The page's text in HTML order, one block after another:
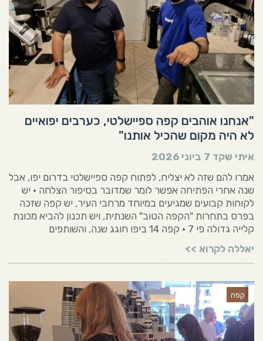
"אנחנו אוהבים קפה ספיישלטי, כערבים יפואיים
לא היה מקום שהכיל אותנו"
איתי שקד 7 ביוני 2026
אמרו להם שזה לא יצליח, לפתוח קפה ספיישלטי בדרום יפו, אבל
שנה אחרי הפתיחה אפשר לומר שמדובר בסיפור הצלחה • יש
לקוחות קבועים שמגיעים במיוחד מרחבי העיר, יש קפה שזכה
בפרס בתחרות "הקפה הטוב" השנתית, ויש תכנון להביא מכונת
קלייה גדולה פי 7 • קפה 14 ביפו חוגג שנה, והשותפים
יאללה לקרוא >>
קפה